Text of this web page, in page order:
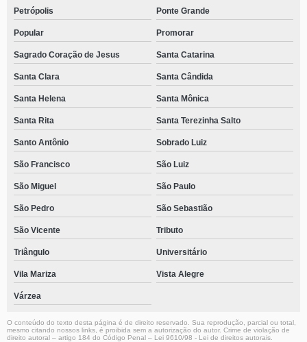
Petrópolis Ponte Grande
Popular Promorar
Sagrado Coração de Jesus Santa Catarina
Santa Clara Santa Cândida
Santa Helena Santa Mônica
Santa Rita Santa Terezinha Salto
Santo Antônio Sobrado Luiz
São Francisco São Luiz
São Miguel São Paulo
São Pedro São Sebastião
São Vicente Tributo
Triângulo Universitário
Vila Mariza Vista Alegre
Várzea
O conteúdo do texto desta página é de direito reservado. Sua reprodução, parcial ou total,
mesmo citando nossos links, é proibida sem a autorização do autor. Crime de violação de
direito autoral – artigo 184 do Código Penal – Lei 9610/98 - Lei de direitos autorais